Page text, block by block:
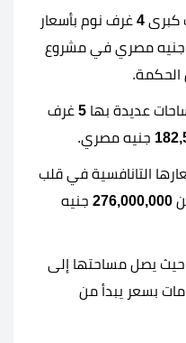
كبرى 4 غرف نوم بأسعار
جنيه مصري في مشروع
الحكمة.
عديدة بها 5 غرف
جنيه مصري.
التانافسية في قلب
276,000,000 جنيه
حيث يصل مساحتها إلى
بسعر يبدأ من